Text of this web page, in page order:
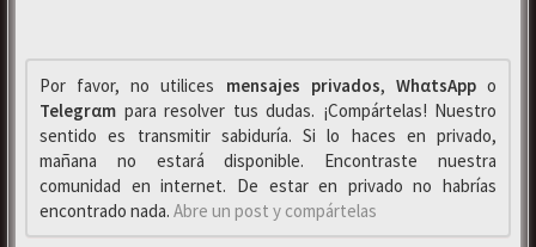
Por favor, no utilices mensajes privados, WhαtsAppo
Telegrαm para resolver tus dudas. ¡Compártelas! Nuestro
sentido es transmitir sabiduría. Si lo haces en privado,
mañana no estará disponible. Encontraste nuestra
comunidad en internet. De estar en privado no habrías
encontrado nada. Abre un post y compártelas